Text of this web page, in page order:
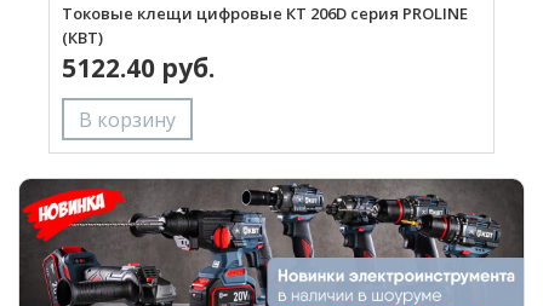
Токовые клещи цифровые КТ 206D серия PROLINE
(КВТ)
5122.40 руб.